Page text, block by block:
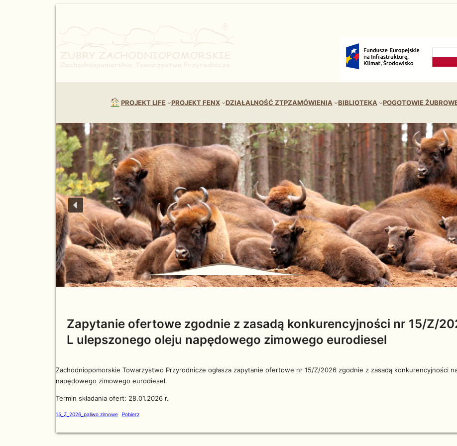
PROJEKT LIFE PROJEKT FENX DZIAŁALNOŚĆ ZTPZAMÓWIENIA BIBLIOTEKA POGOTOWIE
Zapytanie ofertowe zgodnie z zasadą konkurencyjności nr 15/Z/
L ulepszonego oleju napędowego zimowego eurodiesel
Zachodniopomorskie Towarzystwo Przyrodnicze ogłasza zapytanie ofertowe nr 15/Z/2026 zgodnie z zasadą konkurencyjności
napędowego zimowego eurodiesel.
Termin składania ofert: 28.01.2026 r.
15_Z_2026_paliwo zimowe Pobierz